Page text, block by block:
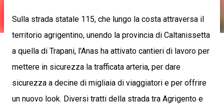
Sulla strada statale 115, che lungo la costa attraversa il
territorio agrigentino, unendo la provincia di Caltanissetta
a quella di Trapani, l'Anas ha attivato cantieri di lavoro per
mettere in sicurezza la trafficata arteria, per dare
sicurezza a decine di migliaia di viaggiatori e per offrire
un nuovo look. Diversi tratti della strada tra Agrigento e